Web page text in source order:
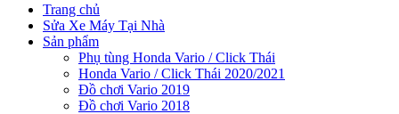
Trang chủ
Sửa Xe Máy Tại Nhà
Sản phẩm
Phụ tùng Honda Vario / Click Thái
Honda Vario / Click Thái 2020/2021
Đồ chơi Vario 2019
Đồ chơi Vario 2018